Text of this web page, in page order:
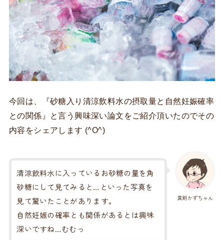
今回は、『砂糖入り清涼飲料水の摂取量と自然妊娠確率
との関係』と言う興味深い論文をご紹介頂いたのでその
内容をシェアします (^O^)
真剣かずちゃん
清涼飲料水に入っているお砂糖の量を角
砂糖にして見てみると…といった写真を
見て驚いたことがあります。
自然妊娠の確率とも関係があるとは興味
深いですね…むむっ